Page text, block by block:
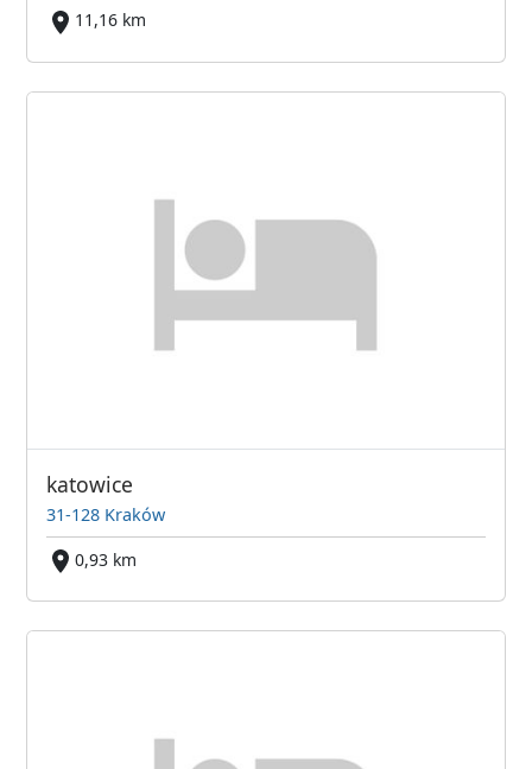
11,16 km
katowice
31-128 Kraków
0,93 km